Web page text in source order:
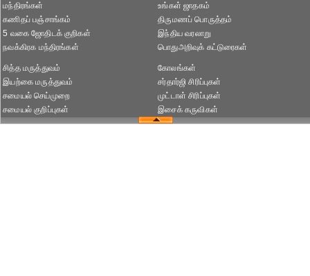
மந்திரங்கள்
கணிதப் பஞ்சாங்கம்
5 வகை ஜோதிடக் குறிகள்
நவக்கிரக மந்திரங்கள்
உங்கள் ஜாதகம்
திருமணப் பொருத்தம்
இந்திய வரலாறு
பொதுஅறிவுக் கட்டுரைகள்
சித்த மருத்துவம்
இயற்கை மருத்துவம்
சமையல் செய்முறை
சமையல் குறிப்புகள்
கோலங்கள்
சர்தார்ஜி சிரிப்புகள்
முட்டாள் சிரிப்புகள்
இசைக் கருவிகள்